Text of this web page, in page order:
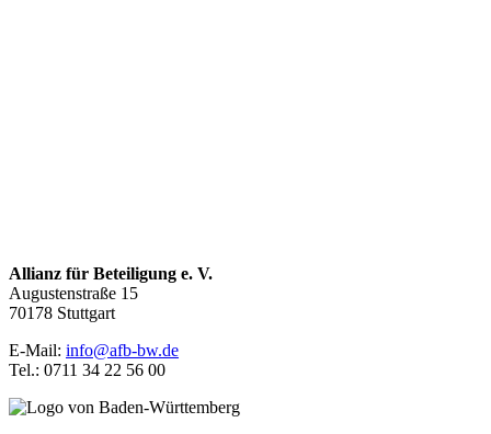
Allianz für Beteiligung e. V.
Augustenstraße 15
70178 Stuttgart
E-Mail: info@afb-bw.de
Tel.: 0711 34 22 56 00